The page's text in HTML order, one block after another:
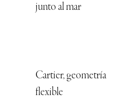
junto al mar
Cartier, geometría
flexible